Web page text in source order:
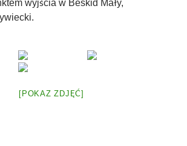
wyjścia w Beskid Mały,
[POKAZ ZDJĘĆ]